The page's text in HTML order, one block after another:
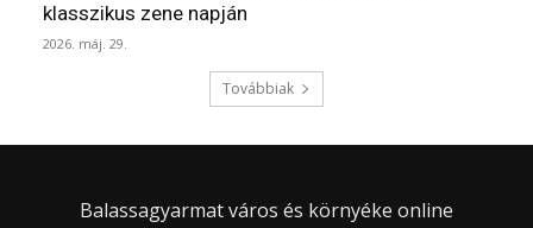
klasszikus zene napján
2026. máj. 29.
Továbbiak
Balassagyarmat város és környéke online